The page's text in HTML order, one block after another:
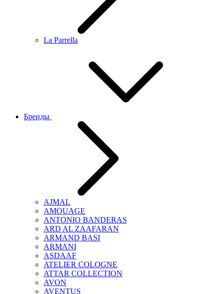
La Parrella
Бренды
AJMAL
AMOUAGE
ANTONIO BANDERAS
ARD AL ZAAFARAN
ARMAND BASI
ARMANI
ASDAAF
ATELIER COLOGNE
ATTAR COLLECTION
AVON
AVENTUS